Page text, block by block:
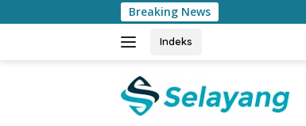
ke
Breaking News Puncak
Indeks